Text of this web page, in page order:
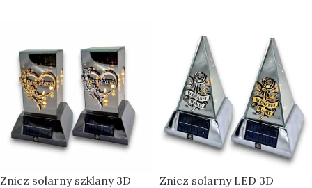
Znicz solarny szklany 3D
Znicz solarny LED 3D